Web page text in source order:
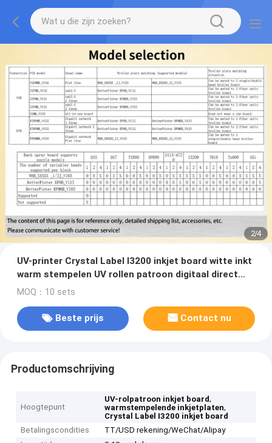
2/4
UV-printer Crystal Label I3200 inkjet board witte inkt
warm stempelen UV rollen patroon digitaal direct
spray textiel Printer
MOQ：10 sets
Beste prijs Contact nu
Productomschrijving
Hoogtepunt
UV-rolpatroon inkjet board,
warmstempelende inkjetplaten,
Crystal Label I3200 inkjet board
Betalingscondities
TT/USD rekening/WeChat/Alipay